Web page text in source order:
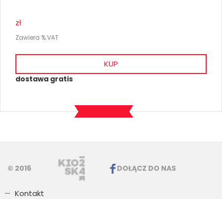
zł
Zawiera % VAT
KUP
dostawa gratis
© 2016 DOŁĄCZ DO NAS
Kontakt